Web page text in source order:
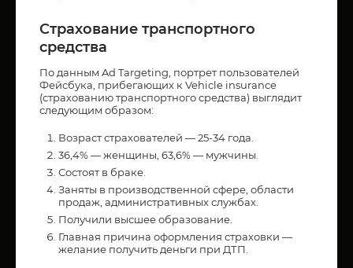
Страхование транспортного
средства
По данным Ad Targeting, портрет пользователей
Фейсбука, прибегающих к Vehicle insurance
(страхованию транспортного средства) выглядит
следующим образом:
Возраст страхователей — 25-34 года.
36,4% — женщины, 63,6% — мужчины.
Состоят в браке.
Заняты в производственной сфере, области
продаж, административных службах.
Получили высшее образование.
Главная причина оформления страховки —
желание получить деньги при ДТП.